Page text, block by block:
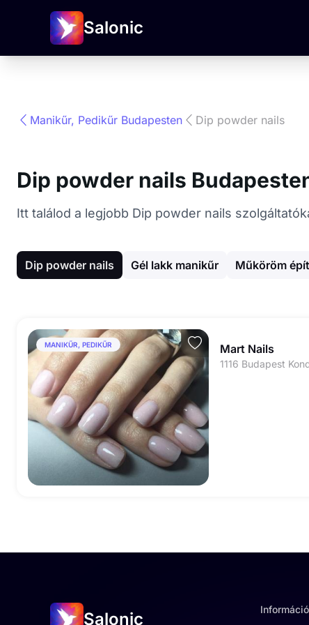
Salonic
Manikűr, Pedikűr Budapesten Dip powder nails
Dip powder nails
Itt találod a legjobb Dip powder nails
Dip powder nails Gél lakk manikűr Műköröm
MANIKŰR, PEDIKŰR Mart Nails
1116 Budapest
Salonic Információ